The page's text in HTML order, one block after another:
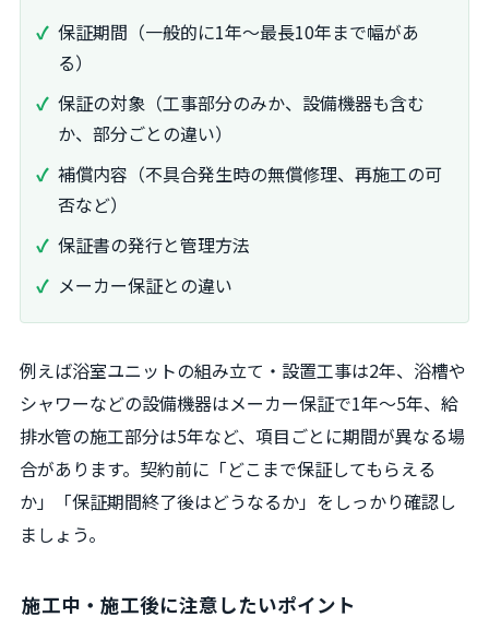
保証期間（一般的に1年～最長10年まで幅があ
る）
保証の対象（工事部分のみか、設備機器も含む
か、部分ごとの違い）
補償内容（不具合発生時の無償修理、再施工の可
否など）
保証書の発行と管理方法
メーカー保証との違い
例えば浴室ユニットの組み立て・設置工事は2年、浴槽や
シャワーなどの設備機器はメーカー保証で1年～5年、給
排水管の施工部分は5年など、項目ごとに期間が異なる場
合があります。契約前に「どこまで保証してもらえる
か」「保証期間終了後はどうなるか」をしっかり確認し
ましょう。
施工中・施工後に注意したいポイント